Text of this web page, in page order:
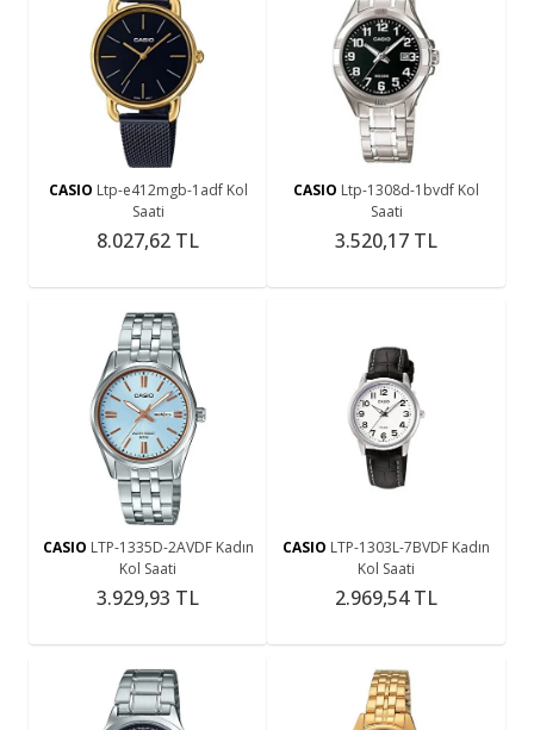
CASIO Ltp-e412mgb-1adf Kol
Saati
8.027,62 TL
CASIO Ltp-1308d-1bvdf Kol
Saati
3.520,17 TL
CASIO LTP-1335D-2AVDF Kadın
Kol Saati
3.929,93 TL
CASIO LTP-1303L-7BVDF Kadın
Kol Saati
2.969,54 TL